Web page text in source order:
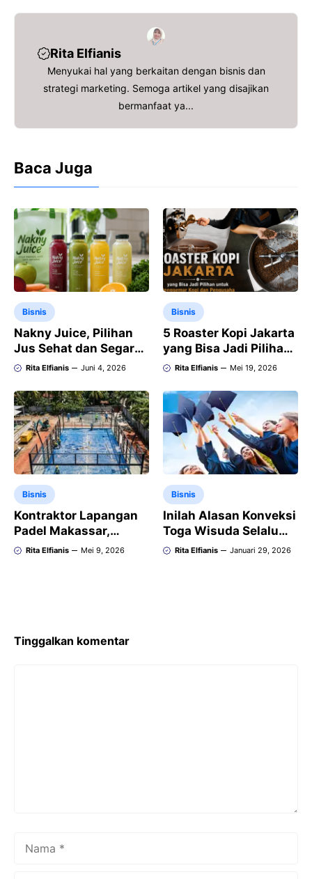
b t
r
l
s
p
p
a e
Rita Elfianis
Menyukai hal yang berkaitan dengan bisnis dan
strategi marketing. Semoga artikel yang disajikan
bermanfaat ya...
Baca Juga
Bisnis
Nakny Juice, Pilihan
Jus Sehat dan Segar
untuk Gaya Hidup
Rita Elfianis Juni 4, 2026
Bisnis
5 Roaster Kopi Jakarta
yang Bisa Jadi Pilihan
untuk Penggemar Kopi
Rita Elfianis Mei 19, 2026
Bisnis
Kontraktor Lapangan
Padel Makassar,
Bangun Lapangan
Rita Elfianis Mei 9, 2026
Bisnis
Inilah Alasan Konveksi
Toga Wisuda Selalu
Laris di Setiap Tahun
Rita Elfianis Januari 29, 2026
Tinggalkan komentar